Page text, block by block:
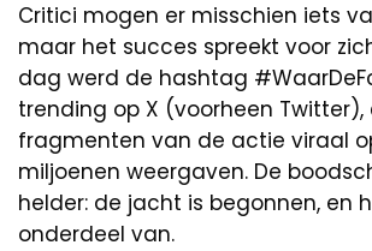
Critici mogen er misschien iets
maar het succes spreekt voor
dag werd de hashtag
trending op X (voorheen Twitter),
fragmenten van de actie viraal
miljoenen weergaven. De
helder: de jacht is begonnen, en
onderdeel van.